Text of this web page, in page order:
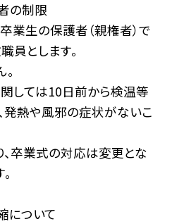
制限
業生の保護者（親権者）で
員とします。
しては10日前から検温等
発熱や風邪の症状がないこ
卒業式の対応は変更とな
について